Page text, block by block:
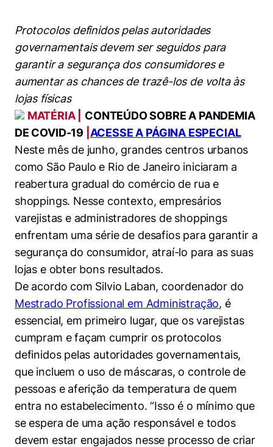
Todas as Engenharias
Engenharia de Computação
Engenharia de Produção
Engenharia Mecânica
Engenharia Mecatrônica
Direito
Economia
Finanças
Negócios
Sustentabilidade
Tecnologia e Dados
Oportunidade de Negócios
Pesquisa na Graduação
Seminários Acadêmicos
Comitê de Ética em Pesquisa
Instagram
Linkedin
Prêmios de Excelência
Ensino e aprendizagem
Visite o Insper
Canal de Ética
Ouvidoria
Portal da Privacidade
Protocolos definidos pelas autoridades
governamentais devem ser seguidos para
garantir a segurança dos consumidores e
aumentar as chances de trazê-los de volta às
lojas físicas
MATÉRIA |
CONTEÚDO SOBRE A PANDEMIA
DE COVID-19
ACESSE A PÁGINA ESPECIAL
Neste mês de junho, grandes centros urbanos
como São Paulo e Rio de Janeiro iniciaram a
reabertura gradual do comércio de rua e
shoppings. Nesse contexto, empresários
varejistas e administradores de shoppings
enfrentam uma série de desafios para garantir a
segurança do consumidor, atraí-lo para as suas
lojas e obter bons resultados.
De acordo com Silvio Laban, coordenador do
Mestrado Profissional em Administração, é
essencial, em primeiro lugar, que os varejistas
cumpram e façam cumprir os protocolos
definidos pelas autoridades governamentais,
que incluem o uso de máscaras, o controle de
pessoas e aferição da temperatura de quem
entra no estabelecimento. “Isso é o mínimo que
se espera de uma ação responsável e todos
devem estar engajados nesse processo de criar